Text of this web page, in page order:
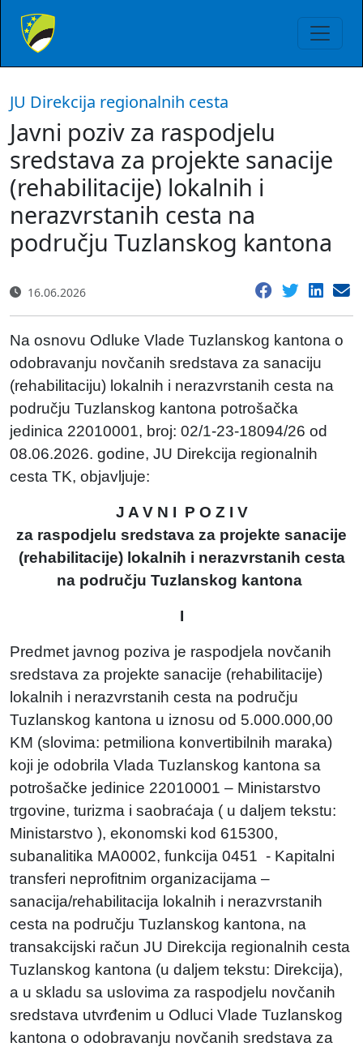
JU Direkcija regionalnih cesta
Javni poziv za raspodjelu
sredstava za projekte sanacije
(rehabilitacije) lokalnih i
nerazvrstanih cesta na
području Tuzlanskog kantona
16.06.2026
Na osnovu Odluke Vlade Tuzlanskog kantona o
odobravanju novčanih sredstava za sanaciju
(rehabilitaciju) lokalnih i nerazvrstanih cesta na
području Tuzlanskog kantona potrošačka
jedinica 22010001, broj: 02/1-23-18094/26 od
08.06.2026. godine, JU Direkcija regionalnih
cesta TK, objavljuje:
J A V N I P O Z I V
za raspodjelu sredstava za projekte sanacije
(rehabilitacije) lokalnih i nerazvrstanih cesta
na području Tuzlanskog kantona
I
Predmet javnog poziva je raspodjela novčanih
sredstava za projekte sanacije (rehabilitacije)
lokalnih i nerazvrstanih cesta na području
Tuzlanskog kantona u iznosu od 5.000.000,00
KM (slovima: petmiliona konvertibilnih maraka)
koji je odobrila Vlada Tuzlanskog kantona sa
potrošačke jedinice 22010001 – Ministarstvo
trgovine, turizma i saobraćaja ( u daljem tekstu:
Ministarstvo ), ekonomski kod 615300,
subanalitika MA0002, funkcija 0451 - Kapitalni
transferi neprofitnim organizacijama –
sanacija/rehabilitacija lokalnih i nerazvrstanih
cesta na području Tuzlanskog kantona, na
transakcijski račun JU Direkcija regionalnih cesta
Tuzlanskog kantona (u daljem tekstu: Direkcija),
a u skladu sa uslovima za raspodjelu novčanih
sredstava utvrđenim u Odluci Vlade Tuzlanskog
kantona o odobravanju novčanih sredstava za